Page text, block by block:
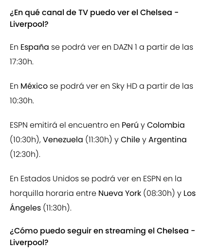
¿En qué canal de TV puedo ver el Chelsea -
Liverpool?
En España se podrá ver en DAZN 1 a partir de las
17:30h.
En México se podrá ver en Sky HD a partir de las
10:30h.
ESPN emitirá el encuentro en Perú yColombia
(10:30h),Venezuela (11:30h) yChileyArgentina
(12:30h).
En Estados Unidos se podrá ver en ESPN en la
horquilla horaria entre Nueva York (08:30h) y Los
Ángeles (11:30h).
¿Cómo puedo seguir en streaming el Chelsea -
Liverpool?